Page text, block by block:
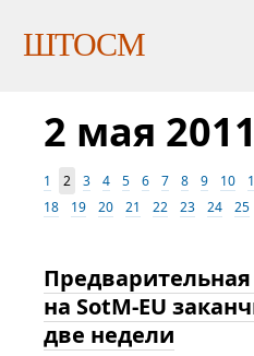
ШТОСМ
2 мая
1 2 3 4 5 6 7 8 9 10
18
19 20 21 22 23 24 25
на SotM-EU
две недели